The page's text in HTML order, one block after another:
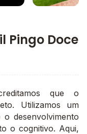
Pingo Doce
que o
Utilizamos um
desenvolvimento
o cognitivo. Aqui,